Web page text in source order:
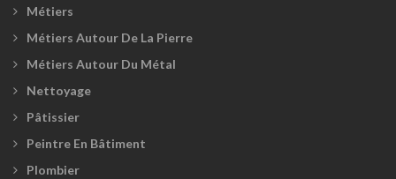
Métiers
Métiers Autour De La Pierre
Métiers Autour Du Métal
Nettoyage
Pâtissier
Peintre En Bâtiment
Plombier